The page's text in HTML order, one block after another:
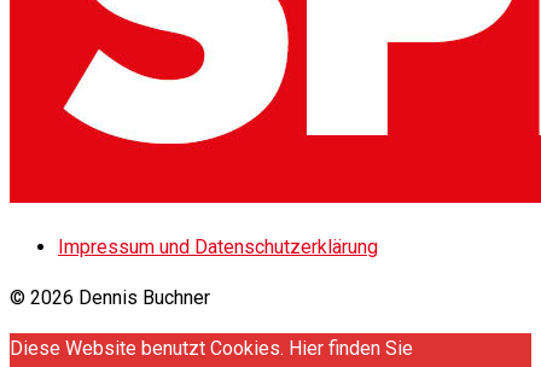
Impressum und Datenschutzerklärung
© 2026 Dennis Buchner
Diese Website benutzt Cookies. Hier finden Sie